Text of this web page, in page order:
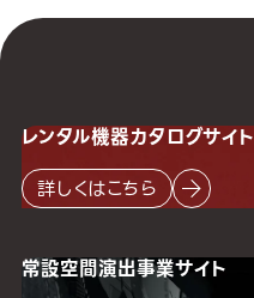
レンタル機器カタログサイト
詳しくはこちら
常設空間演出事業サイト